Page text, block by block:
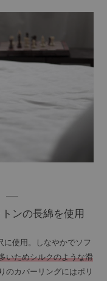
ンの長綿を使用
に使用。しなやかでソフ
いためシルクのような滑
のカバーリングにはポリ